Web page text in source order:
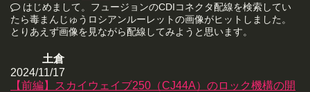
はじめまして。フュージョンのCDIコネクタ配線を検索してい
たら毒まんじゅうロシアンルーレットの画像がヒットしました。
とりあえず画像を見ながら配線してみようと思います。
土倉
2024/11/17
【前編】スカイウェイブ250（CJ44A）のロック機構の開